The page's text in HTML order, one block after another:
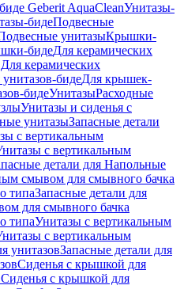
Geberit AquaCleanУнитазы-
бидеПодвесные
унитазыКрышки-
бидеДля керамических
керамических
бидеДля крышек-
бидеУнитазыРасходные
Унитазы и сиденья с
унитазыЗапасные детали
с вертикальным
с вертикальным
детали для Напольные
смывом для смывного бачка
типаЗапасные детали для
для смывного бачка
типаУнитазы с вертикальным
с вертикальным
унитазовЗапасные детали для
Сиденья с крышкой для
с крышкой для